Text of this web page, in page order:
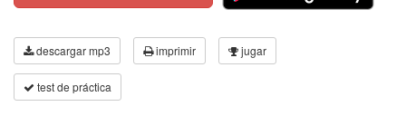
descargar mp3 imprimir jugar
test de práctica